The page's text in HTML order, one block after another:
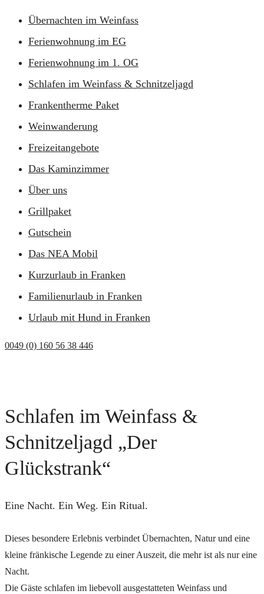
Übernachten im Weinfass
Ferienwohnung im EG
Ferienwohnung im 1. OG
Schlafen im Weinfass & Schnitzeljagd
Frankentherme Paket
Weinwanderung
Freizeitangebote
Das Kaminzimmer
Über uns
Grillpaket
Gutschein
Das NEA Mobil
Kurzurlaub in Franken
Familienurlaub in Franken
Urlaub mit Hund in Franken
0049 (0) 160 56 38 446
Schlafen im Weinfass &
Schnitzeljagd „Der
Glückstrank“
Eine Nacht. Ein Weg. Ein Ritual.
Dieses besondere Erlebnis verbindet Übernachten, Natur und eine
kleine fränkische Legende zu einer Auszeit, die mehr ist als nur eine
Nacht.
Die Gäste schlafen im liebevoll ausgestatteten Weinfass und